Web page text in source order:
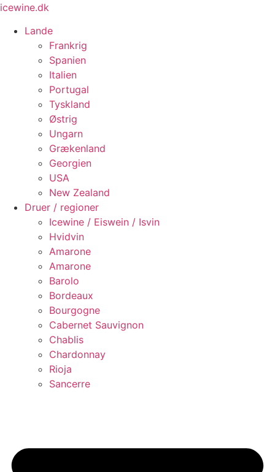
Videre
indhold
icewine.dk
Lande
Frankrig
Spanien
Italien
Portugal
Tyskland
Østrig
Ungarn
Grækenland
Georgien
USA
New Zealand
Druer / regioner
Icewine / Eiswein / Isvin
Hvidvin
Amarone
Amarone
Barolo
Bordeaux
Bourgogne
Cabernet Sauvignon
Chablis
Chardonnay
Rioja
Sancerre